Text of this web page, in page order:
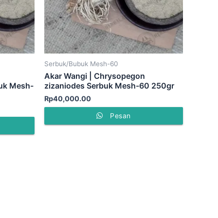
Mesh-
Serbuk/Bubuk Mesh-60
Akar Wangi | Chrysopegon
zizaniodes Serbuk Mesh-60 250gr
Rp40,000.00
Pesan